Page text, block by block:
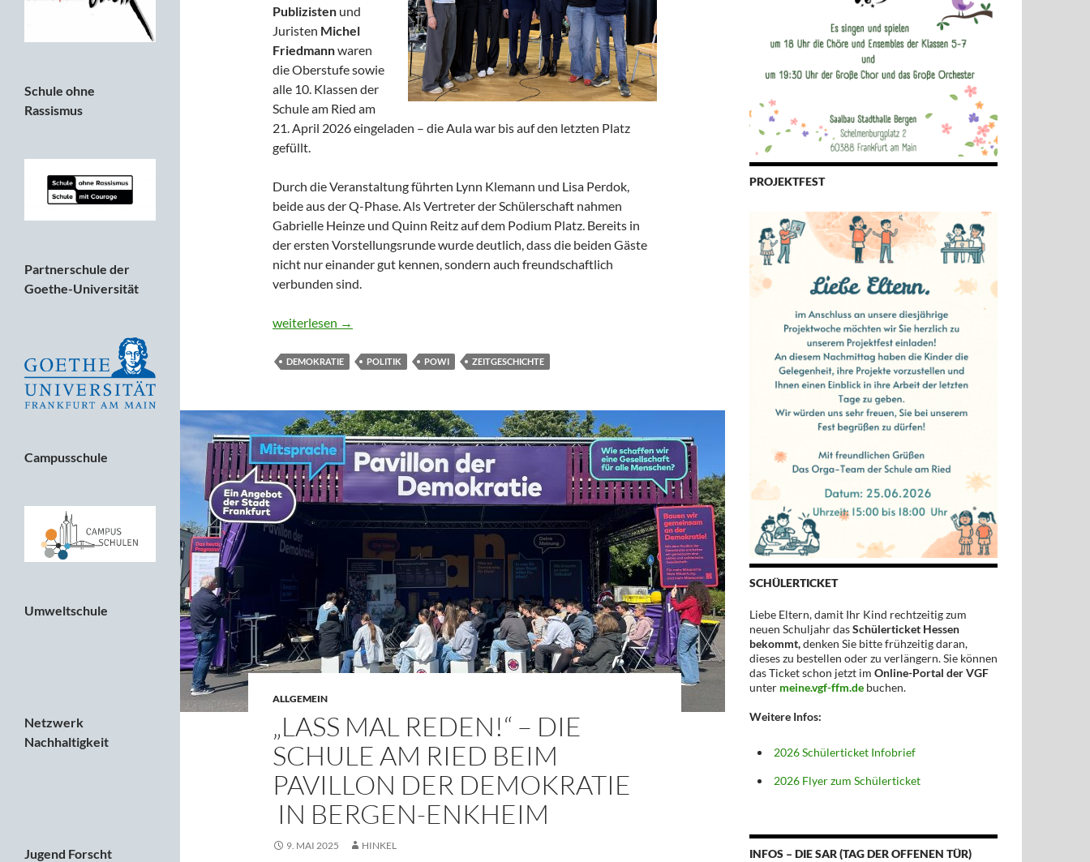
Publizisten und
Juristen Michel
Friedmannwaren
die Oberstufe sowie
alle 10. Klassen der
Schule am Ried am
21. April 2026 eingeladen – die Aula war bis auf den letzten Platz
gefüllt.
Durch die Veranstaltung führten Lynn Klemann und Lisa Perdok,
beide aus der Q-Phase. Als Vertreter der Schülerschaft nahmen
Gabrielle Heinze und Quinn Reitz auf dem Podium Platz. Bereits in
der ersten Vorstellungsrunde wurde deutlich, dass die beiden Gäste
nicht nur einander gut kennen, sondern auch freundschaftlich
verbunden sind.
„Mischt euch ein!“ – Starkes Plädoyer für Demokratie an der Schule am Ried
weiterlesen →
DEMOKRATIE POLITIK POWI ZEITGESCHICHTE
ALLGEMEIN
„LASS MAL REDEN!“ – DIE
SCHULE AM RIED BEIM
PAVILLON DER DEMOKRATIE
IN BERGEN-ENKHEIM
9. MAI 2025 HINKEL
PROJEKTFEST
SCHÜLERTICKET
Liebe Eltern, damit Ihr Kind rechtzeitig zum
neuen Schuljahr dasSchülerticket Hessen
bekommt,denken Sie bitte frühzeitig daran,
dieses zu bestellen oder zu verlängern. Sie können
das Ticket schon jetzt im Online-Portal der VGF
unter meine.vgf-ffm.de buchen.
Weitere Infos:
2026 Schülerticket Infobrief
2026 Flyer zum Schülerticket
INFOS – DIE SAR (TAG DER OFFENEN TÜR)
Schule ohne
Rassismus
Partnerschule der
Goethe-Universität
Campusschule
Umweltschule
Netzwerk
Nachhaltigkeit
Jugend Forscht